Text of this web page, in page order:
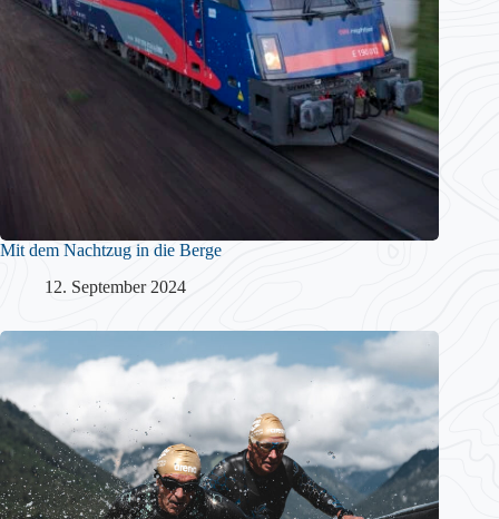
Mit dem Nachtzug in die Berge
12. September 2024